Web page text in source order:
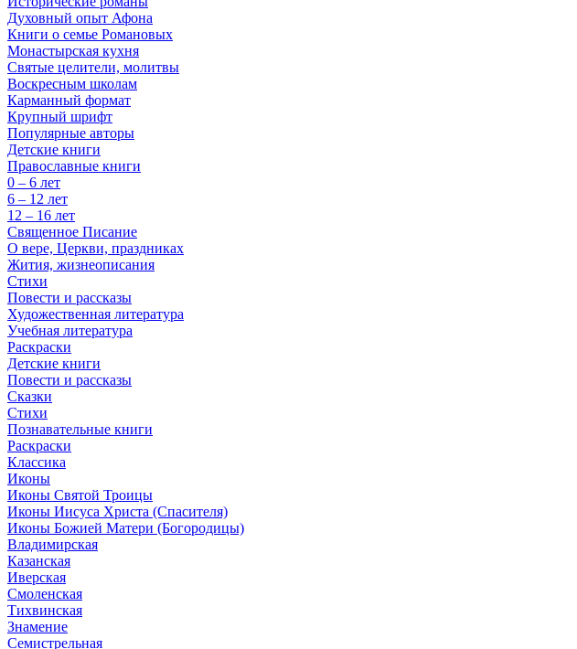
Духовный опыт Афона
Книги о семье Романовых
Монастырская кухня
Святые целители, молитвы
Воскресным школам
Карманный формат
Крупный шрифт
Популярные авторы
Детские книги
Православные книги
0 – 6 лет
6 – 12 лет
12 – 16 лет
Священное Писание
О вере, Церкви, праздниках
Жития, жизнеописания
Стихи
Повести и рассказы
Художественная литература
Учебная литература
Раскраски
Детские книги
Повести и рассказы
Сказки
Стихи
Познавательные книги
Раскраски
Классика
Иконы
Иконы Святой Троицы
Иконы Иисуса Христа (Спасителя)
Иконы Божией Матери (Богородицы)
Владимирская
Казанская
Иверская
Смоленская
Тихвинская
Знамение
Семистрельная